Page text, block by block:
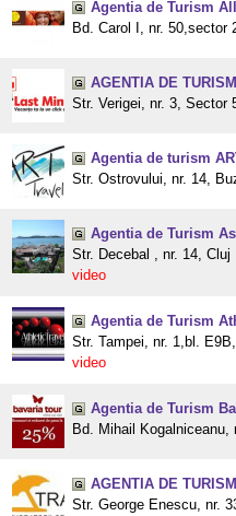
Agentia de Turism
Bd. Carol I, nr. 50,sector
AGENTIA DE
Str. Verigei, nr. 3, Sector
Agentia de turism
Str. Ostrovului, nr. 14,
Agentia de Turism
Str. Decebal , nr. 14,
video
Agentia de Turism
Str. Tampei, nr. 1,bl.
video
Agentia de Turism
Bd. Mihail
AGENTIA DE
Str. George Enescu, nr.